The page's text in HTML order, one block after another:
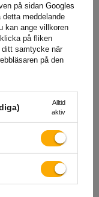
för
och
och
och på
kan du
andra
under
natt, dimmaeller
arbetar på
andra
minimerar risken
bakljus uppfyller
på sidan Googles
meddelande
kan ange villkoren
på fliken
samtycke när
på den
Alltid
aktiv